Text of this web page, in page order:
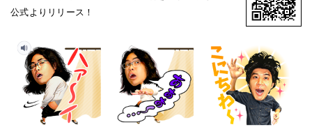
公式よりリリース！